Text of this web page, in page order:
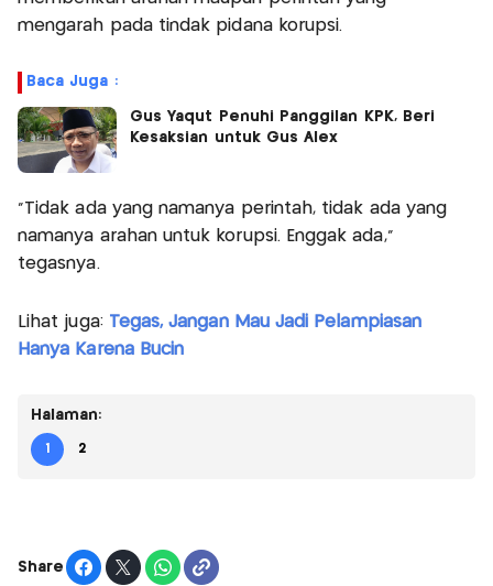
mengarah pada tindak pidana korupsi.
Baca Juga :
Gus Yaqut Penuhi Panggilan KPK, Beri
Kesaksian untuk Gus Alex
“Tidak ada yang namanya perintah, tidak ada yang
namanya arahan untuk korupsi. Enggak ada,”
tegasnya.
Lihat juga: Tegas, Jangan Mau Jadi Pelampiasan
Hanya Karena Bucin
Halaman:
1 2
Share